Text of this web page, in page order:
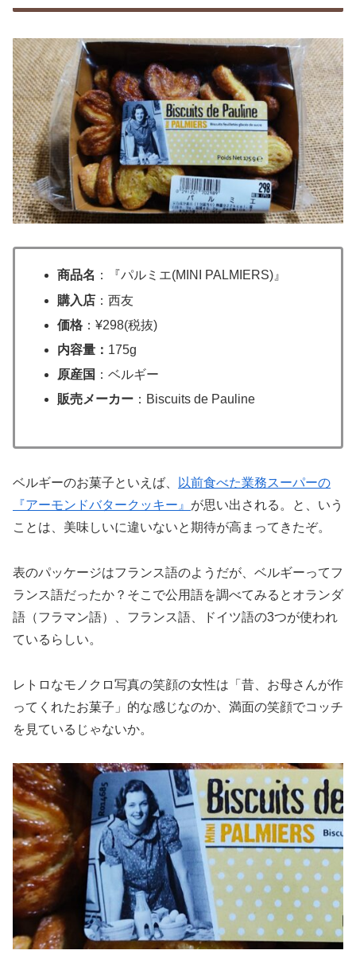
商品名 ：『パルミエ(MINI PALMIERS)』
購入店 ：西友
価格 ：¥298(税抜)
内容量： 175g
原産国 ：ベルギー
販売メーカー ：Biscuits de Pauline
ベルギーのお菓子といえば、
以前食べた業務スーパーの
『アーモンドバタークッキー』 が思い出される。と、いう
ことは、美味しいに違いないと期待が高まってきたぞ。
表のパッケージはフランス語のようだが、ベルギーってフ
ランス語だったか？そこで公用語を調べてみるとオランダ
語（フラマン語）、フランス語、ドイツ語の3つが使われ
ているらしい。
レトロなモノクロ写真の笑顔の女性は「昔、お母さんが作
ってくれたお菓子」的な感じなのか、満面の笑顔でコッチ
を見ているじゃないか。